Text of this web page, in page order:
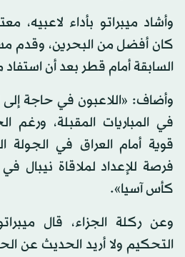
وأشاد ميبراتو بأداء لاعبيه،
كان أفضل من البحرين، وقدم
السابقة أمام قطر بعد أن
وأضاف: «اللاعبون في حاجة
في المباريات المقبلة، ورغم
قوية أمام العراق في الجولة
فرصة للإعداد لملاقاة نيبال
كأس آسيا».
وعن ركلة الجزاء، قال
التحكيم ولا أريد الحديث عن